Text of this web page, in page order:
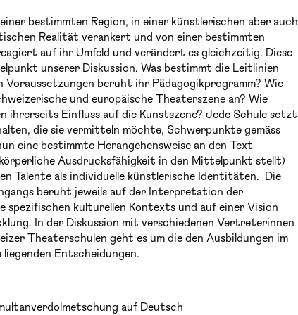
bestimmten Region, in einer künstlerischen aber auch
Realität verankert und von einer bestimmten
auf ihr Umfeld und verändert es gleichzeitig. Diese
unserer Diskussion. Was bestimmt die Leitlinien
Voraussetzungen beruht ihr Pädagogikprogramm? Wie
und europäische Theaterszene an? Wie
ihrerseits Einfluss auf die Kunstszene? Jede Schule setzt
die sie vermitteln möchte, Schwerpunkte gemäss
eine bestimmte Herangehensweise an den Text
Ausdrucksfähigkeit in den Mittelpunkt stellt)
Talente als individuelle künstlerische Identitäten. Die
beruht jeweils auf der Interpretation der
spezifischen kulturellen Kontexts und auf einer Vision
In der Diskussion mit verschiedenen Vertreterinnen
Theaterschulen geht es um die den Ausbildungen im
Entscheidungen.
auf Deutsch